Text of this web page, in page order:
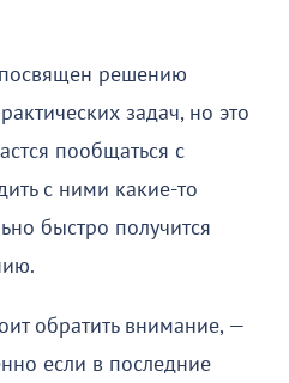
решению
задач, но это
пообщаться с
с ними какие-то
быстро получится
обратить внимание, —
если в последние